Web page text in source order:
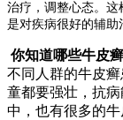
治疗，调整心态。
是对疾病很好的辅助
你知道哪些牛皮
不同人群的牛皮
童都要强壮，抗
中，也有很多的